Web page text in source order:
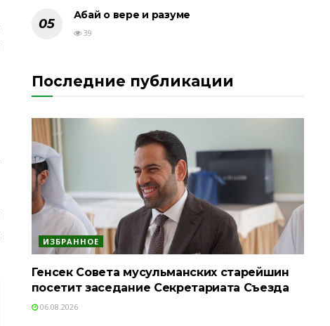
Абай о вере и разуме
39
Последние публикации
ИЗБРАННОЕ
Генсек Совета мусульманских старейшин
посетит заседание Секретариата Съезда
06.08.2026